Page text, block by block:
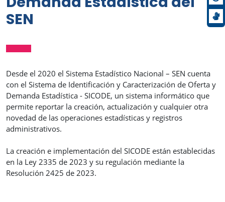
SEN
Desde el 2020 el Sistema Estadístico Nacional – SEN cuenta
con el Sistema de Identificación y Caracterización de Oferta y
Demanda Estadística - SICODE, un sistema informático que
permite reportar la creación, actualización y cualquier otra
novedad de las operaciones estadísticas y registros
administrativos.
La creación e implementación del SICODE están establecidas
en la Ley 2335 de 2023 y su regulación mediante la
Resolución 2425 de 2023.